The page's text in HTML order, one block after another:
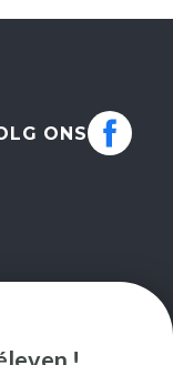
ONS